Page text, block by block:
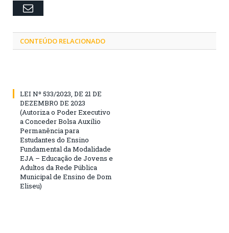
Email
CONTEÚDO RELACIONADO
LEI Nº 533/2023, DE 21 DE
DEZEMBRO DE 2023
(Autoriza o Poder Executivo
a Conceder Bolsa Auxílio
Permanência para
Estudantes do Ensino
Fundamental da Modalidade
EJA – Educação de Jovens e
Adultos da Rede Pública
Municipal de Ensino de Dom
Eliseu)